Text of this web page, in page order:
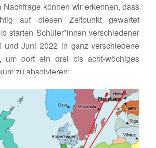
Nach­frage können wir erkennen, dass
auf diesen Zeit­punkt gewartet
starten Schüler*innen verschie­dener
und Juni 2022 in ganz verschie­dene
um dort ein drei bis acht-wöchiges
zu absolvieren: